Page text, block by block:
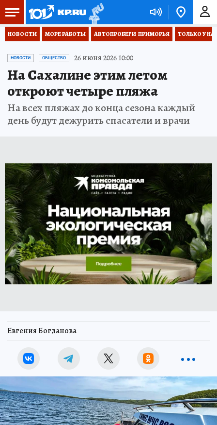
НОВОСТИ МОРЕ РАБОТЫ АВТОПРОБЕГИ  ПРИМОРЬЯ ТОЛЬКО У
НОВОСТИ ОБЩЕСТВО 26 июня 2026 10:00
На Сахалине этим летом
откроют четыре пляжа
На всех пляжах до конца сезона каждый
день будут дежурить спасатели и врачи
Евгения Богданова